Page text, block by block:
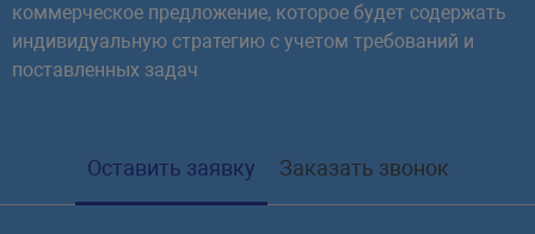
коммерческое предложение, которое будет содержать
индивидуальную стратегию с учетом требований и
поставленных задач
Оставить заявку Заказать звонок